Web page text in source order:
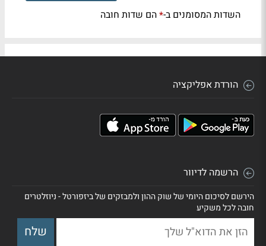
השדות המסומנים ב-*הם שדות חובה
הורדת אפליקציה
הרשמה לדיוור
הירשם לסיכום היומי של שוק ההון ולמבזקים של ביזפורטל - ניוזלטרים
חובה לכל משקיע